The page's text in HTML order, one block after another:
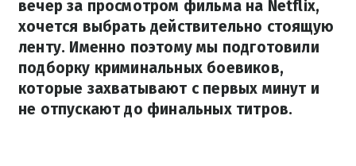
вечер за просмотром фильма на Netflix,
хочется выбрать действительно стоящую
ленту. Именно поэтому мы подготовили
подборку криминальных боевиков,
которые захватывают с первых минут и
не отпускают до финальных титров.